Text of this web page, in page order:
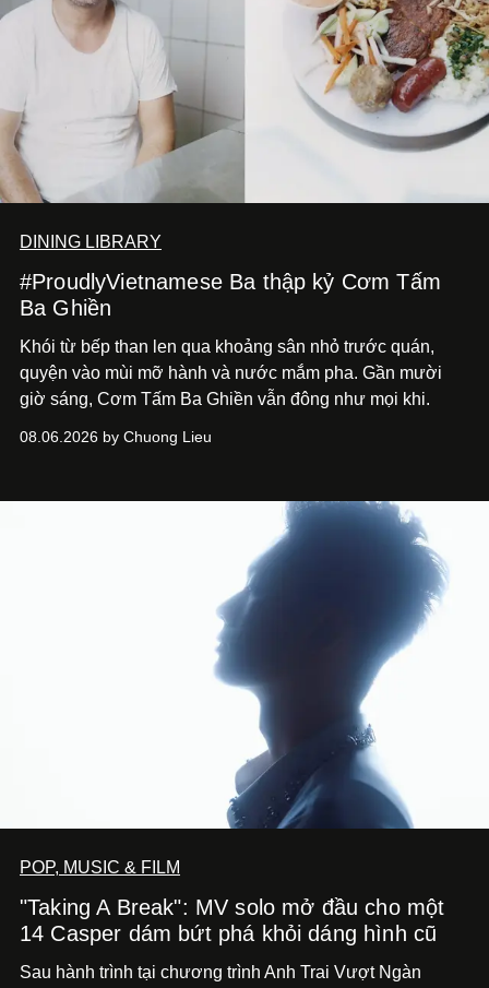
DINING LIBRARY
#ProudlyVietnamese Ba thập kỷ Cơm Tấm
Ba Ghiền
Khói từ bếp than len qua khoảng sân nhỏ trước quán,
quyện vào mùi mỡ hành và nước mắm pha. Gần mười
giờ sáng, Cơm Tấm Ba Ghiền vẫn đông như mọi khi.
08.06.2026 by Chuong Lieu
POP, MUSIC & FILM
"Taking A Break": MV solo mở đầu cho một
14 Casper dám bứt phá khỏi dáng hình cũ
Sau hành trình tại chương trình Anh Trai Vượt Ngàn